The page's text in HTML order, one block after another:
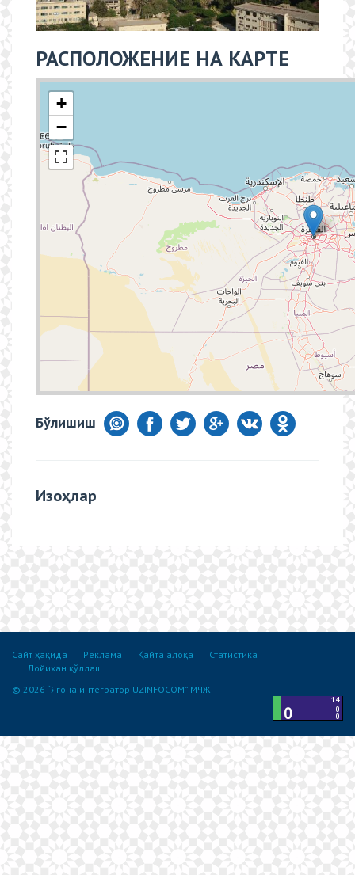
РАСПОЛОЖЕНИЕ НА КАРТЕ
+
−
Бўлишиш
Изоҳлар
Сайт ҳақида Реклама Қайта алоқа
Статистика
Лойихан қўллаш
© 2026 “Ягона интегратор UZINFOCOM” МЧЖ